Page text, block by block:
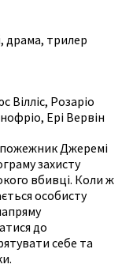
, драма, трилер
Вілліс, Розаріо
, Ері Вервін
Джеремі
захисту
вбивці. Коли ж
особисту
до
себе та